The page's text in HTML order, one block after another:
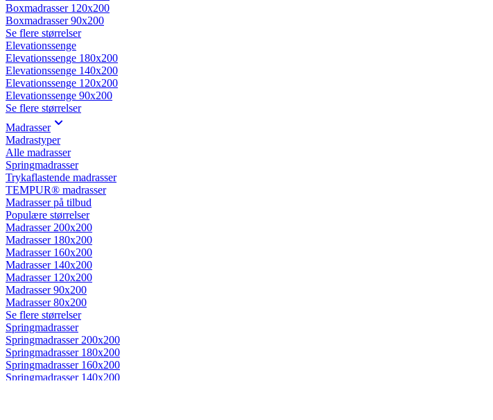
Boxmadrasser 120x200
Boxmadrasser 90x200
Se flere størrelser
Elevationssenge
Elevationssenge 180x200
Elevationssenge 140x200
Elevationssenge 120x200
Elevationssenge 90x200
Se flere størrelser
Madrasser
Madrastyper
Alle madrasser
Springmadrasser
Trykaflastende madrasser
TEMPUR® madrasser
Madrasser på tilbud
Populære størrelser
Madrasser 200x200
Madrasser 180x200
Madrasser 160x200
Madrasser 140x200
Madrasser 120x200
Madrasser 90x200
Madrasser 80x200
Se flere størrelser
Springmadrasser
Springmadrasser 200x200
Springmadrasser 180x200
Springmadrasser 160x200
Springmadrasser 140x200